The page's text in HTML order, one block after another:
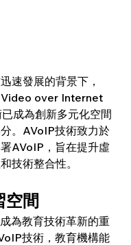
速發展的背景下，
over Internet
成為創新多元化空間
。AVoIP技術致力於
AVoIP，旨在提升虛
技術整合性。
空間
為教育技術革新的重
技術，教育機構能